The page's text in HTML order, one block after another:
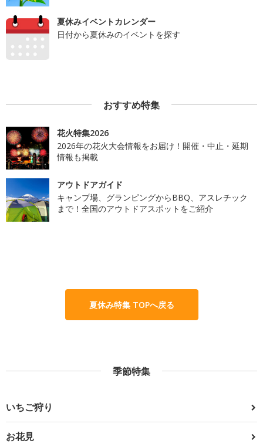
夏休みイベントカレンダー
日付から夏休みのイベントを探す
おすすめ特集
花火特集2026
2026年の花火大会情報をお届け！開催・中止・延期
情報も掲載
アウトドアガイド
キャンプ場、グランピングからBBQ、アスレチック
まで！全国のアウトドアスポットをご紹介
夏休み特集 TOPへ戻る
季節特集
いちご狩り
お花見